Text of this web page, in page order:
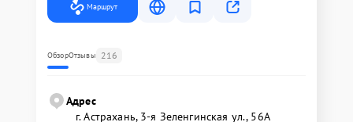
Маршрут
ОбзорОтзывы 216
Адрес
г. Астрахань, 3-я Зеленгинская ул., 56А